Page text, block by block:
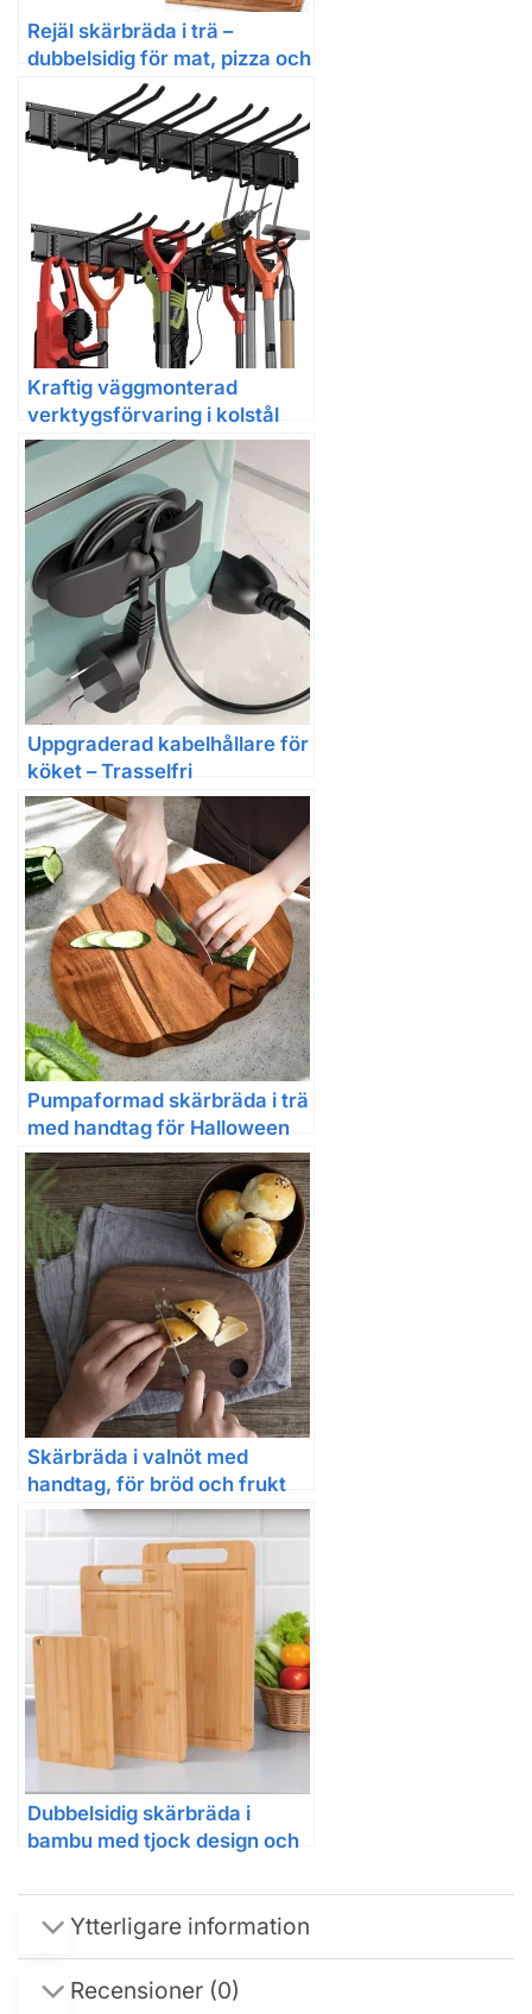
Rejäl skärbräda i trä –
dubbelsidig för mat, pizza och
Kraftig väggmonterad
verktygsförvaring i kolstål
med gummibelagda krokar –
hängare för garage och
hemmet
Uppgraderad kabelhållare för
köket – Trasselfri
sladdförvaring för
hushållsapparater | Kraftig
självhäftande och halkfri
design
Pumpaformad skärbräda i trä
med handtag för Halloween
Skärbräda i valnöt med
handtag, för bröd och frukt
Dubbel­sidig skärbräda i
bambu med tjock design och
Ytterligare information
Recensioner (0)